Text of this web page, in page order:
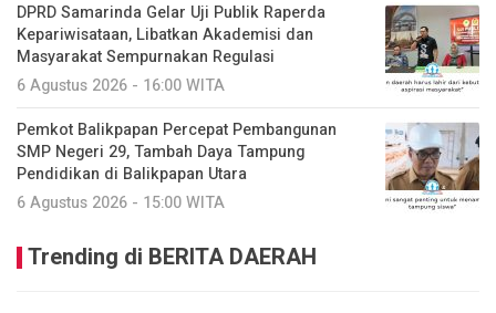
DPRD Samarinda Gelar Uji Publik Raperda
Kepariwisataan, Libatkan Akademisi dan
Masyarakat Sempurnakan Regulasi
6 Agustus 2026 - 16:00 WITA
Pemkot Balikpapan Percepat Pembangunan
SMP Negeri 29, Tambah Daya Tampung
Pendidikan di Balikpapan Utara
6 Agustus 2026 - 15:00 WITA
Trending di BERITA DAERAH